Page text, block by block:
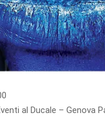
al Ducale – Genova